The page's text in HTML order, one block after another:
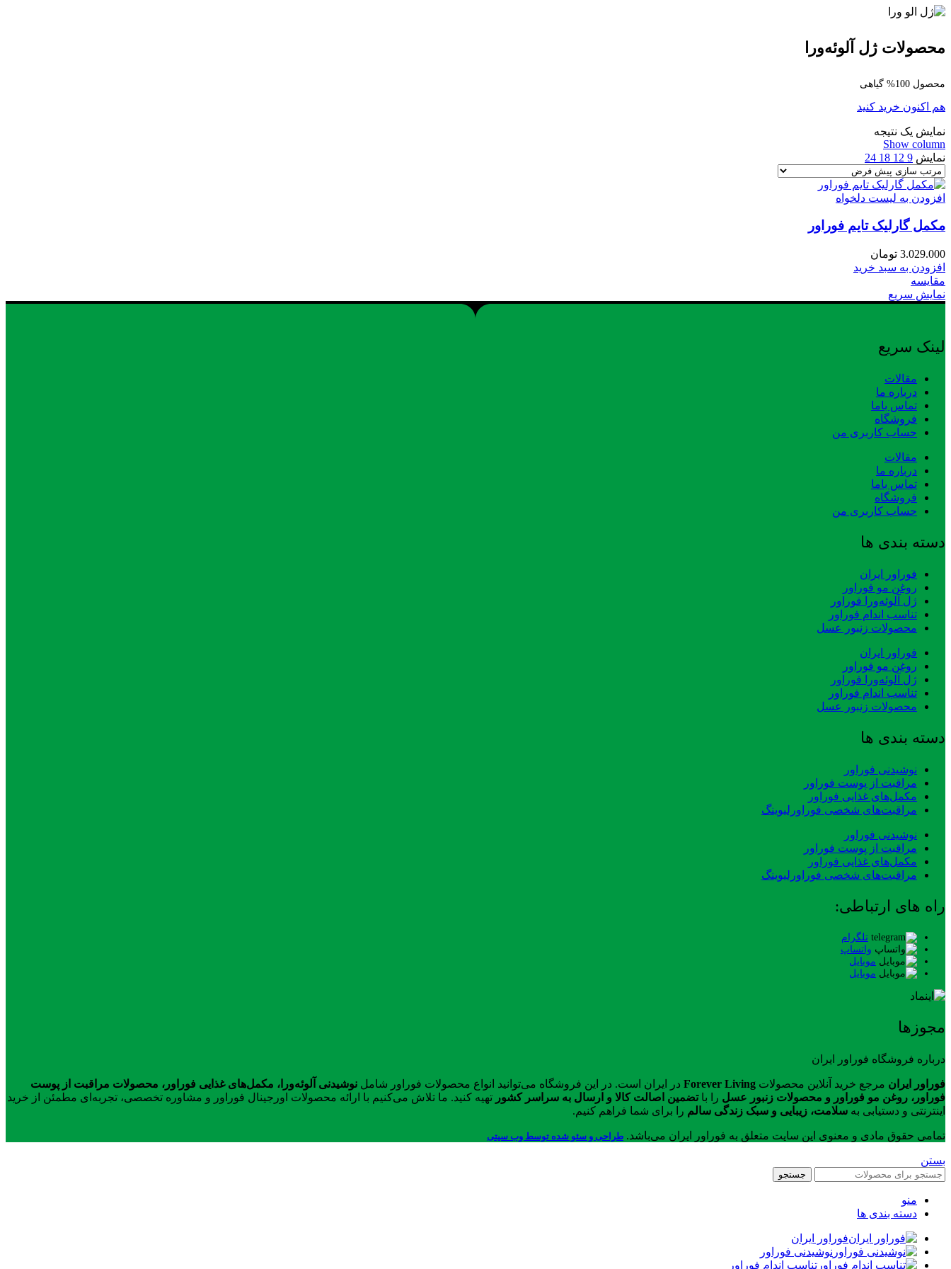
محصولات ژل آلوئه‌ورا
محصول 100% گیاهی
هم اکنون خرید کنید
نمایش یک نتیجه
Show column
نمایش 9
12
18
24
افزودن به لیست دلخواه
مکمل گارلیک تایم فوراور
3.029.000 تومان
افزودن به سبد خرید
مقایسه
نمایش سریع
لینک سریع
مقالات
درباره ما
تماس باما
فروشگاه
حساب کاربری من
مقالات
درباره ما
تماس باما
فروشگاه
حساب کاربری من
دسته بندی ها
فوراور ایران
روغن مو فوراور
ژل آلوئه‌ورا فوراور
تناسب اندام فوراور
محصولات زنبور عسل
فوراور ایران
روغن مو فوراور
ژل آلوئه‌ورا فوراور
تناسب اندام فوراور
محصولات زنبور عسل
دسته بندی ها
نوشیدنی فوراور
مراقبت از پوست فوراور
مکمل‌های غذایی فوراور
مراقبت‌های شخصی فوراورلیوینگ
نوشیدنی فوراور
مراقبت از پوست فوراور
مکمل‌های غذایی فوراور
مراقبت‌های شخصی فوراورلیوینگ
راه های ارتباطی:
تلگرام
واتساپ
موبایل
موبایل
مجوزها
درباره فروشگاه فوراور ایران
فوراور ایران مرجع خرید آنلاین محصولات Forever Living در ایران است. در این فروشگاه می‌توانید انواع محصولات فوراور شامل نوشیدنی آلوئه‌ورا، مکمل‌های غذایی فوراور، محصولات مراقبت از پوست
فوراور، روغن مو فوراور و محصولات زنبور عسل را باتضمین اصالت کالا و ارسال به سراسر کشور تهیه کنید. ما تلاش می‌کنیم با ارائه محصولات اورجینال فوراور و مشاوره تخصصی، تجربه‌ای مطمئن از خرید
اینترنتی و دستیابی به سلامت، زیبایی و سبک زندگی سالم را برای شما فراهم کنیم.
تمامی حقوق مادی و معنوی این سایت متعلق به فوراور ایران می‌باشد. طراحی و سئو شده توسط وب سیتی
بستن
جستجو
منو
دسته بندی ها
فوراور ایران
نوشیدنی فوراور
تناسب اندام فوراور